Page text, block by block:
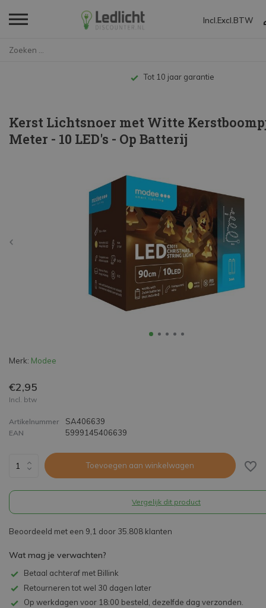
Incl. Excl. BTW
Tot 10 jaar garantie
Kerst Lichtsnoer met Witte
Meter - 10 LED's - Op Batterij
Merk: Modee
€2,95
Incl. btw
Artikelnummer SA406639
EAN 5999145406639
Toevoegen aan winkelwagen
Vergelijk dit product
Beoordeeld met een 9,1 door 35.808 klanten
Wat mag je verwachten?
Betaal achteraf met Billink
Retourneren tot wel 30 dagen later
Op werkdagen voor 18:00 besteld, dezelfde dag verzonden.